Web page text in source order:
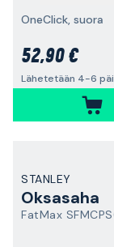
OneClick, suora
52,90 €
Lähetetään 4-6
STANLEY
Oksasaha